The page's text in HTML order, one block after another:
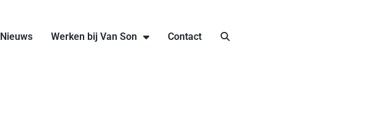
Nieuws Werken bij Van Son Contact